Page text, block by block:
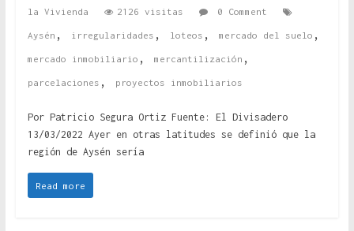
la Vivienda 2126 visitas 0 Comment
Aysén , irregularidades , loteos , mercado del suelo ,
mercado inmobiliario , mercantilización ,
parcelaciones , proyectos inmobiliarios
Por Patricio Segura Ortiz Fuente: El Divisadero
13/03/2022 Ayer en otras latitudes se definió que la
región de Aysén sería
Read more